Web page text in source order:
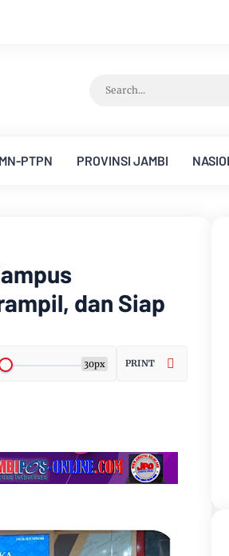
Survei
PTPN PROVINSI JAMBI
dan Siap
30px PRINT